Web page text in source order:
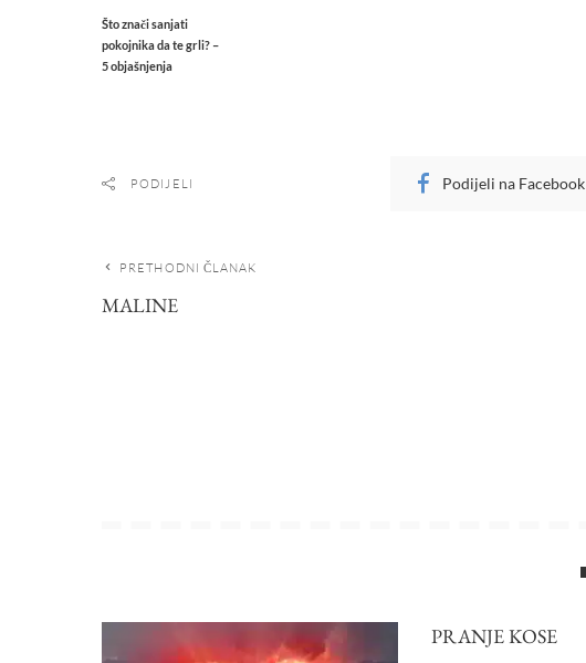
Što znači sanjati
pokojnika da te grli? –
5 objašnjenja
PODIJELI Podijeli na Facebook
PRETHODNI ČLANAK
MALINE
PRANJE KOSE